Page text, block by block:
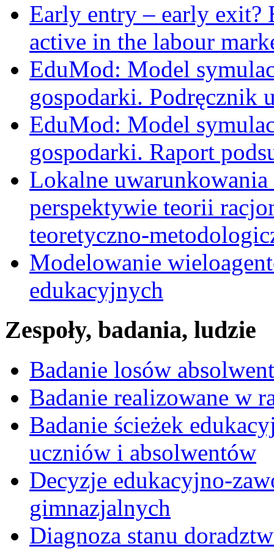
Early entry – early exit?
active in the labour
EduMod: Model
gospodarki. Podręcznik
EduMod: Model
gospodarki. Raport
Lokalne
perspektywie teorii
teoretyczno-
Modelowanie
edukacyjnych
Zespoły, badania, ludzie
Badanie losów
Badanie realizowane w
Badanie ścieżek
uczniów i absolwentów
Decyzje edukacyjno-
gimnazjalnych
Diagnoza stanu